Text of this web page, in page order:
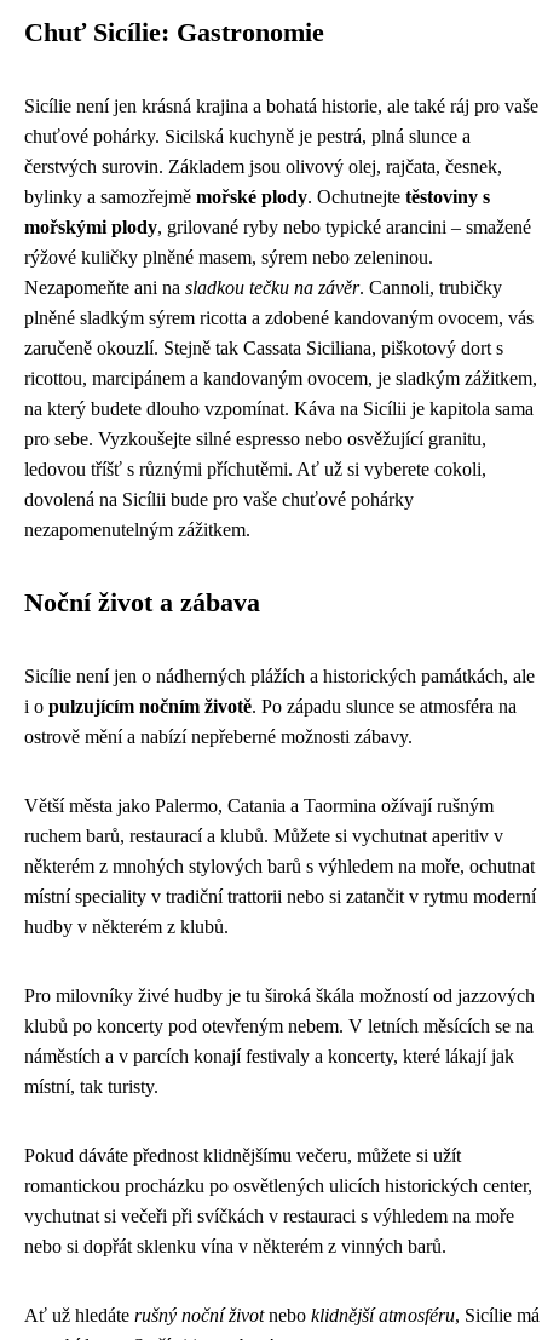
Chuť Sicílie: Gastronomie
Sicílie není jen krásná krajina a bohatá historie, ale také ráj pro vaše
chuťové pohárky. Sicilská kuchyně je pestrá, plná slunce a
čerstvých surovin. Základem jsou olivový olej, rajčata, česnek,
bylinky a samozřejmě mořské plody. Ochutnejte těstoviny s
mořskými plody, grilované ryby nebo typické arancini – smažené
rýžové kuličky plněné masem, sýrem nebo zeleninou.
Nezapomeňte ani na sladkou tečku na závěr. Cannoli, trubičky
plněné sladkým sýrem ricotta a zdobené kandovaným ovocem, vás
zaručeně okouzlí. Stejně tak Cassata Siciliana, piškotový dort s
ricottou, marcipánem a kandovaným ovocem, je sladkým zážitkem,
na který budete dlouho vzpomínat. Káva na Sicílii je kapitola sama
pro sebe. Vyzkoušejte silné espresso nebo osvěžující granitu,
ledovou tříšť s různými příchutěmi. Ať už si vyberete cokoli,
dovolená na Sicílii bude pro vaše chuťové pohárky
nezapomenutelným zážitkem.
Noční život a zábava
Sicílie není jen o nádherných plážích a historických památkách, ale
i o pulzujícím nočním životě. Po západu slunce se atmosféra na
ostrově mění a nabízí nepřeberné možnosti zábavy.
Větší města jako Palermo, Catania a Taormina ožívají rušným
ruchem barů, restaurací a klubů. Můžete si vychutnat aperitiv v
některém z mnohých stylových barů s výhledem na moře, ochutnat
místní speciality v tradiční trattorii nebo si zatančit v rytmu moderní
hudby v některém z klubů.
Pro milovníky živé hudby je tu široká škála možností od jazzových
klubů po koncerty pod otevřeným nebem. V letních měsících se na
náměstích a v parcích konají festivaly a koncerty, které lákají jak
místní, tak turisty.
Pokud dáváte přednost klidnějšímu večeru, můžete si užít
romantickou procházku po osvětlených ulicích historických center,
vychutnat si večeři při svíčkách v restauraci s výhledem na moře
nebo si dopřát sklenku vína v některém z vinných barů.
Ať už hledáte rušný noční životnebo klidnější atmosféru, Sicílie má